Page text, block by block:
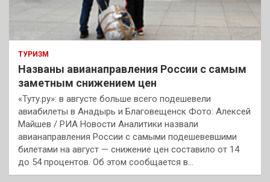
ТУРИЗМ
Названы авианаправления России с самым
заметным снижением цен
«Туту.ру»: в августе больше всего подешевели
авиабилеты в Анадырь и Благовещенск Фото: Алексей
Майшев / РИА Новости Аналитики назвали
авианаправления России с самыми подешевевшими
билетами на август — снижение цен составило от 14
до 54 процентов. Об этом сообщается в…